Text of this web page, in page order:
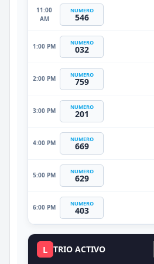
11:00
AM
NUMERO
546
1:00 PM NUMERO
032
2:00 PM NUMERO
759
3:00 PM NUMERO
201
4:00 PM NUMERO
669
5:00 PM NUMERO
629
6:00 PM NUMERO
403
L TRIO ACTIVO